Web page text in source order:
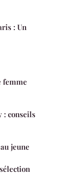
: Un
femme
: conseils
jeune